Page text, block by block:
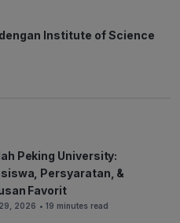
Institute of Science
Peking University:
Persyaratan, &
Favorit
2026 • 19 minutes read